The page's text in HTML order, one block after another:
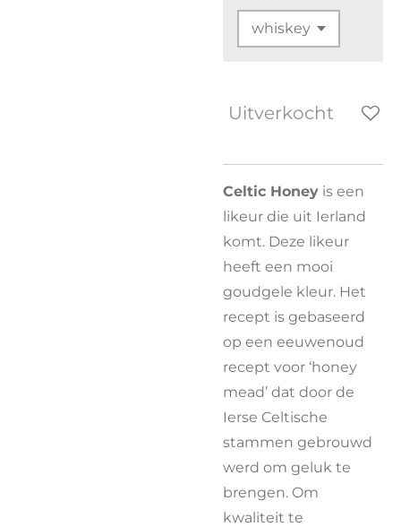
Uitverkocht
Celtic Honey is een
likeur die uit Ierland
komt. Deze likeur
heeft een mooi
goudgele kleur. Het
recept is gebaseerd
op een eeuwenoud
recept voor ‘honey
mead’ dat door de
Ierse Celtische
stammen gebrouwd
werd om geluk te
brengen. Om
kwaliteit te